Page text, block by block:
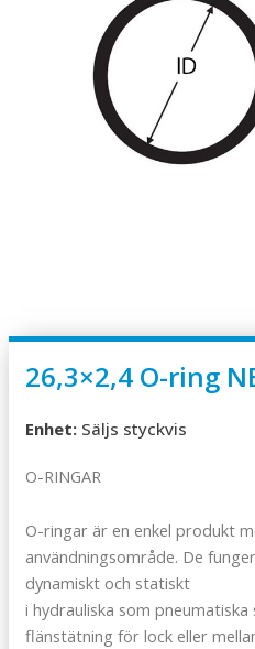
26,3×2,4 O-ring
Enhet: Säljs styckvis
O-RINGAR
O-ringar är en enkel produkt
användningsområde. De
dynamiskt och statiskt
i hydrauliska som
flänstätning för lock eller